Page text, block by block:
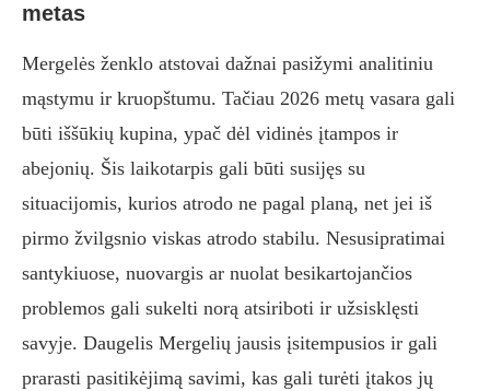
metas
Mergelės ženklo atstovai dažnai pasižymi analitiniu
mąstymu ir kruopštumu. Tačiau 2026 metų vasara gali
būti iššūkių kupina, ypač dėl vidinės įtampos ir
abejonių. Šis laikotarpis gali būti susijęs su
situacijomis, kurios atrodo ne pagal planą, net jei iš
pirmo žvilgsnio viskas atrodo stabilu. Nesusipratimai
santykiuose, nuovargis ar nuolat besikartojančios
problemos gali sukelti norą atsiriboti ir užsisklęsti
savyje. Daugelis Mergelių jausis įsitempusios ir gali
prarasti pasitikėjimą savimi, kas gali turėti įtakos jų